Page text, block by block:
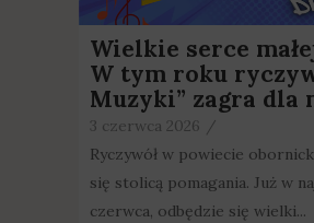
Wielkie serce
W tym roku
Muzyki” zagra dla
3 czerwca 2026 /
Ryczywół w powiecie
się stolicą pomagania. Już w
czerwca, odbędzie się wielki...